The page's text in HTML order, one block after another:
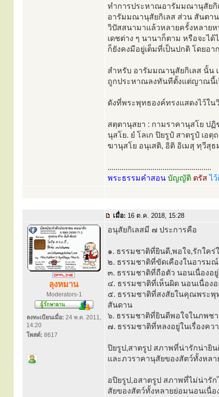
ทำการประหาณอารัมมณานุสัยกิ
อารัมมณานุสัยกิเลส ส่วน สันตา
วิปัสสนามาแล้วหลายครั้งหลาย
เดชต่าง ๆ นานาก็ตาม หรือจะไ
ก็ยังคงมีอยู่เต็มที่เป็นปกติ โดยอ
สำหรับ อารัมมณานุสัยกิเลส นั้น
ถูกประหาณลงทันทีตั้งแต่ญาณนี้เ
ดังที่พระพุทธองค์ทรงแสดงไว้ใน
สตฺตานุสยา : กามราคานุสโย ป
นุสโย. ยํ โลเก ปิยรูปํ สาตรูปํ เอ
ฆานุสโย อนุเสติ, อิติ อิเมสุ ทฺวีสุ
.....................................................
พระธรรมคำสอน บัญญัติ ตรัสไ
เมื่อ: 16 ต.ค. 2018, 15:28
ลุงหมาน
Moderators-1
ลงทะเบียนเมื่อ: 24 พ.ค. 2011,
14:20
โพสต์: 8617
อนุสัยกิเลสมี ๗ ประการคือ
๑. ธรรมชาติที่ยินดี,พอใจ,รักใค
๒. ธรรมชาติที่ขัดเคืองในอารม
๓. ธรรมชาติที่ถือตัว นอนเนื่องอ
๔. ธรรมชาติที่เห็นผิด นอนเนื่อง
๕. ธรรมชาติที่สงสัยในคุณพระพุ
สันดาน
๖. ธรรมชาติที่ยินดีพอใจในภพช
๗. ธรรมชาติที่หลงอยู่ในเรื่องค
ปิยรูป,สาตรูป สภาพที่น่ารักน่ายิ
และภวราคานุสัยของสัตว์ทั้งหล
อปิยรูป,อสาตรูป สภาพที่ไม่น่ารั
สัยของสัตว์ทั้งหลายย่อมนอนเนื่